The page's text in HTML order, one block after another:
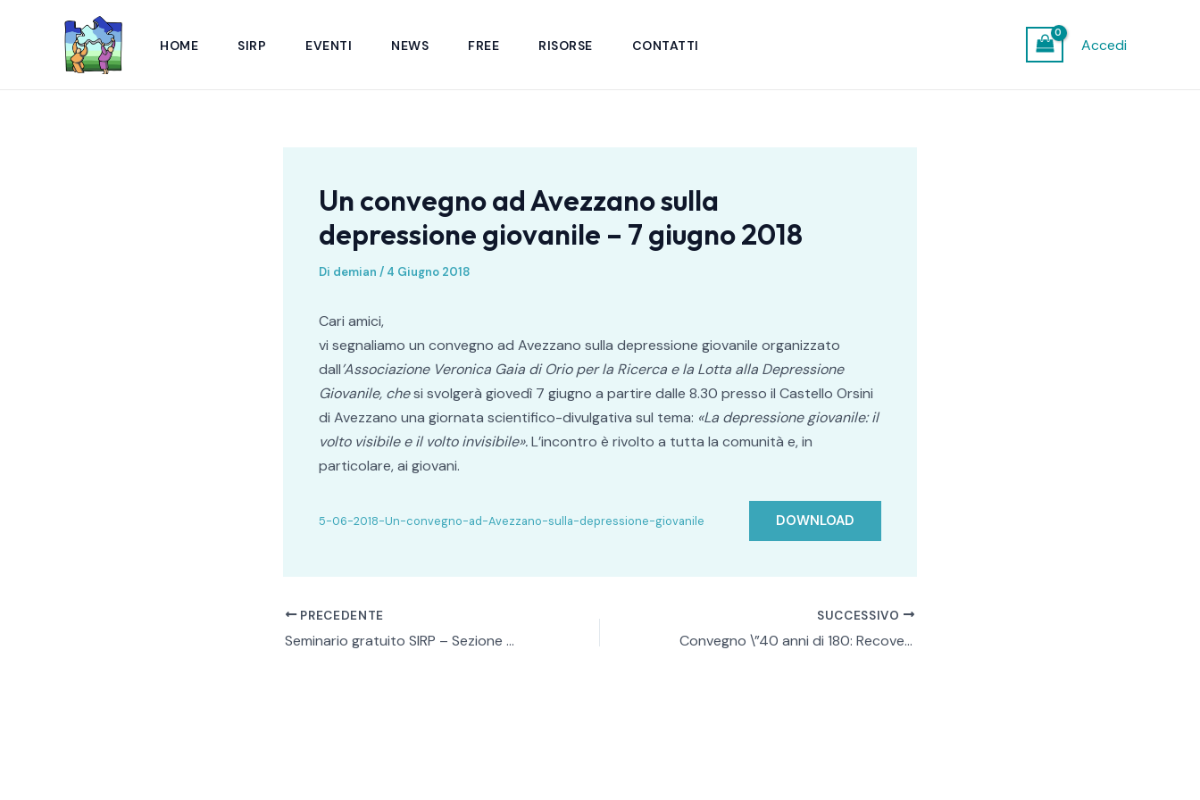
contenuto
HOME SIRP EVENTI NEWS FREE RISORSE CONTATTI Accedi
Un convegno ad Avezzano sulla
depressione giovanile – 7 giugno 2018
Di demian / 4 Giugno 2018
Cari amici,
vi segnaliamo un convegno ad Avezzano sulla depressione giovanile organizzato
dall’Associazione Veronica Gaia di Orio per la Ricerca e la Lotta alla Depressione
Giovanile, chesi svolgerà giovedì 7 giugno a partire dalle 8.30 presso il Castello Orsini
di Avezzano una giornata scientifico-divulgativa sul tema: «La depressione giovanile: il
volto visibile e il volto invisibile».L’incontro è rivolto a tutta la comunità e, in
particolare, ai giovani.
5-06-2018-Un-convegno-ad-Avezzano-sulla-depressione-giovanile DOWNLOAD
PRECEDENTE
Seminario gratuito SIRP – Sezione Sardegna: \”L\’uso di strategie compensatorie per i deficit cognitivi nella schizofrenia\” – Cagliari, 27 giugno 2018
SUCCESSIVO
Convegno \”40 anni di 180: Recovery e cura in riabilitazione psicosociale\” – Bari, 18 giugno 2018